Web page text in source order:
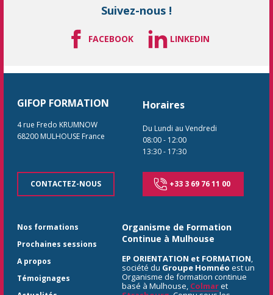
Suivez-nous !
FACEBOOK LINKEDIN
GIFOP FORMATION
4 rue Fredo KRUMNOW
68200 MULHOUSE France
CONTACTEZ-NOUS
Horaires
Du Lundi au Vendredi
08:00- 12:00
13:30- 17:30
+33 3 69 76 11 00
Nos formations
Prochaines sessions
A propos
Témoignages
Organisme de Formation
Continue à Mulhouse
EP ORIENTATION et FORMATION,
société du Groupe Homnéo est un
Organisme de formation continue
basé à Mulhouse, Colmaret